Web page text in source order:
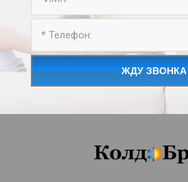
ЖДУ ЗВОНКА